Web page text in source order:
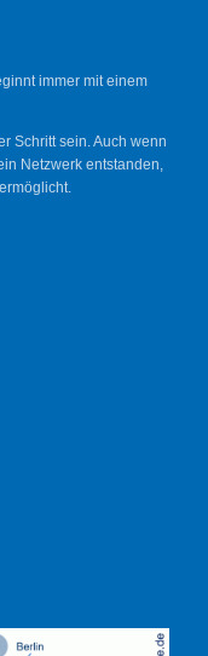
immer mit einem
Schritt sein. Auch wenn
Netzwerk entstanden,